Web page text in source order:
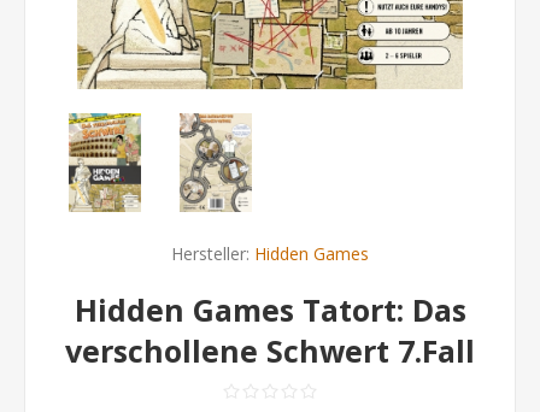
Hersteller: Hidden Games
Hidden Games Tatort: Das
verschollene Schwert 7.Fall